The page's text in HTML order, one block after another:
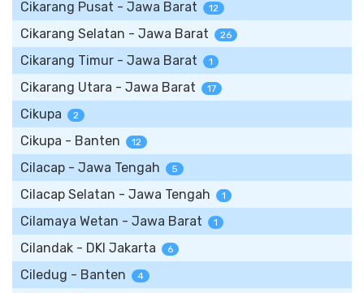
Cikarang Pusat - Jawa Barat 12
Cikarang Selatan - Jawa Barat 26
Cikarang Timur - Jawa Barat 1
Cikarang Utara - Jawa Barat 17
Cikupa 2
Cikupa - Banten 12
Cilacap - Jawa Tengah 5
Cilacap Selatan - Jawa Tengah 1
Cilamaya Wetan - Jawa Barat 1
Cilandak - DKI Jakarta 6
Ciledug - Banten 4